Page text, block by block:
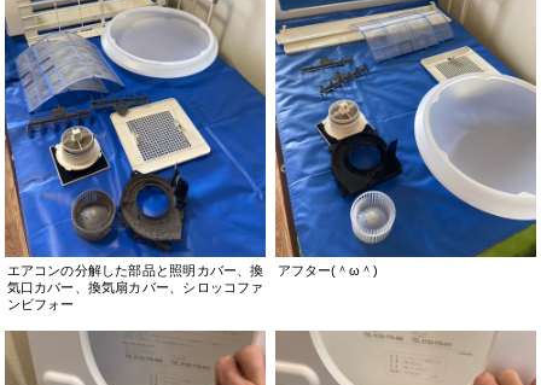
エアコンの分解した部品と照明カバー、換
気口カバー、換気扇カバー、シロッコファ
ンビフォー
アフター(＾ω＾)